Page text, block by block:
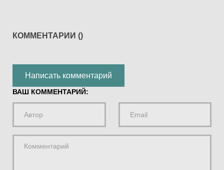
КОММЕНТАРИИ ()
Написать комментарий
ВАШ КОММЕНТАРИЙ: